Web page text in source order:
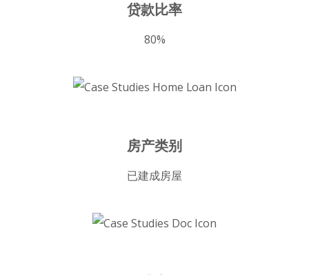
贷款比率
80%
房产类别
已建成房屋​